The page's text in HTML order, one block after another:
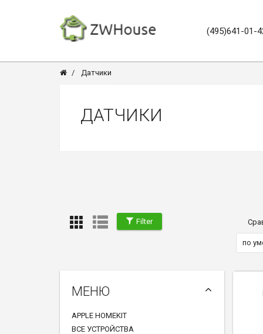
(495)641-01-
Датчики
ДАТЧИКИ
Filter
по
МЕНЮ
APPLE HOMEKIT
ВСЕ УСТРОЙСТВА